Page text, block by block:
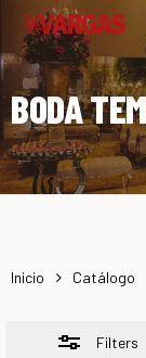
Skip
main
content
BODA
Inicio Catálogo
Filters